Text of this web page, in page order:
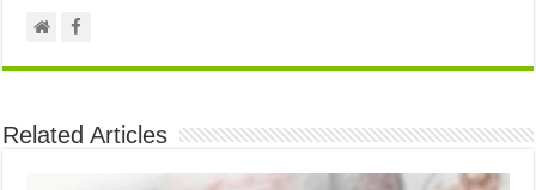
Related Articles